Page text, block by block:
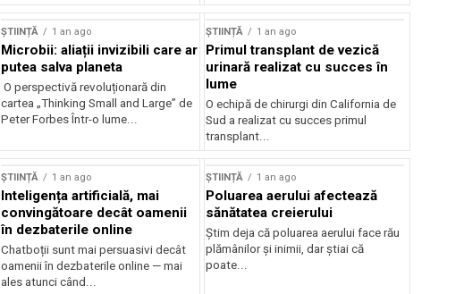
ȘTIINȚĂ 1 an ago
Microbii: aliații invizibili care ar
putea salva planeta
O perspectivă revoluționară din
cartea „Thinking Small and Large” de
Peter Forbes Într-o lume...
ȘTIINȚĂ 1 an ago
Primul transplant de vezică
urinară realizat cu succes în
lume
O echipă de chirurgi din California de
Sud a realizat cu succes primul
transplant...
ȘTIINȚĂ 1 an ago
Inteligența artificială, mai
convingătoare decât oamenii
în dezbaterile online
Chatboții sunt mai persuasivi decât
oamenii în dezbaterile online — mai
ales atunci când...
ȘTIINȚĂ 1 an ago
Poluarea aerului afectează
sănătatea creierului
Știm deja că poluarea aerului face rău
plămânilor și inimii, dar știai că
poate...